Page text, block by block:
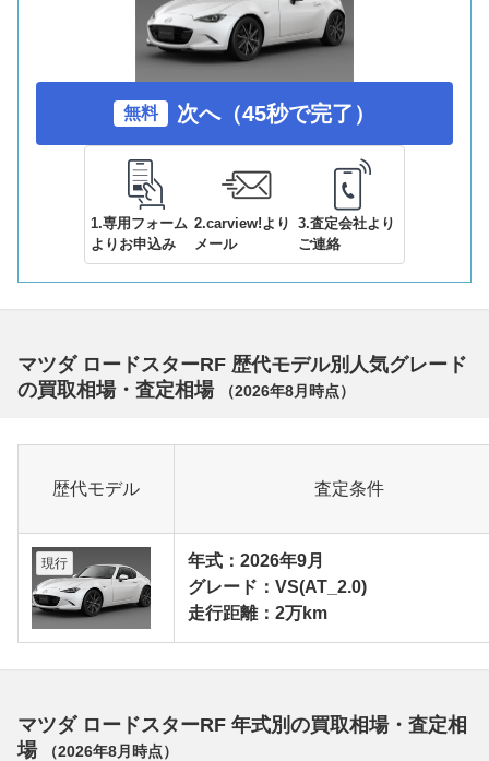
無料 次へ（45秒で完了）
1.専用フォーム
よりお申込み
2.carview!より
メール
3.査定会社より
ご連絡
マツダ ロードスターRF 歴代モデル別人気グレード
の買取相場・査定相場
（2026年8月 時点）
歴代モデル 査定条件
現行
年式：2026年9月
グレード：VS(AT_2.0)
走行距離：2万km
マツダ ロードスターRF 年式別の買取相場・査定相
場
（2026年8月 時点）